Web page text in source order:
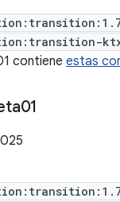
contiene estas